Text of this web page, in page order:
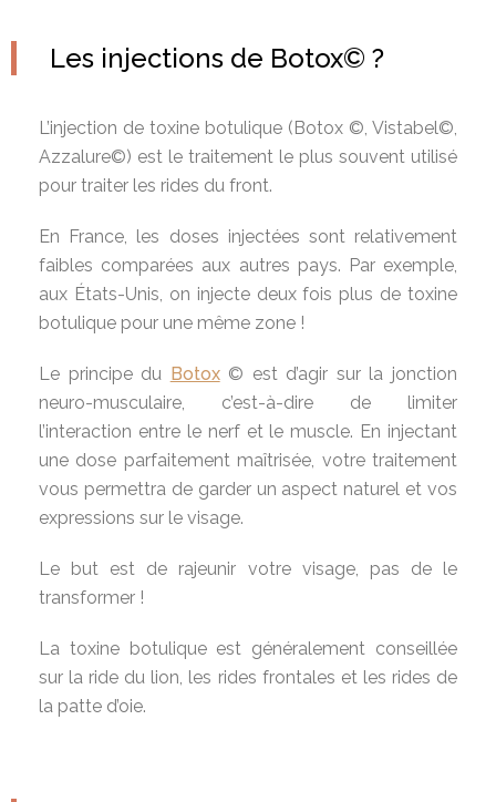
Les injections de Botox© ?
L’injection de toxine botulique (Botox ©, Vistabel©,
Azzalure©) est le traitement le plus souvent utilisé
pour traiter les rides du front.
En France, les doses injectées sont relativement
faibles comparées aux autres pays. Par exemple,
aux États-Unis, on injecte deux fois plus de toxine
botulique pour une même zone !
Le principe du Botox© est d’agir sur la jonction
neuro-musculaire, c’est-à-dire de limiter
l’interaction entre le nerf et le muscle. En injectant
une dose parfaitement maîtrisée, votre traitement
vous permettra de garder un aspect naturel et vos
expressions sur le visage.
Le but est de rajeunir votre visage, pas de le
transformer !
La toxine botulique est généralement conseillée
sur la ride du lion, les rides frontales et les rides de
la patte d’oie.